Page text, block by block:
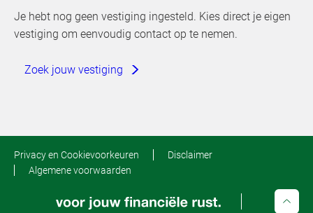
Je hebt nog geen vestiging ingesteld. Kies direct je eigen
vestiging om eenvoudig contact op te nemen.
Zoek jouw vestiging
Privacy en Cookievoorkeuren
Disclaimer
Algemene voorwaarden